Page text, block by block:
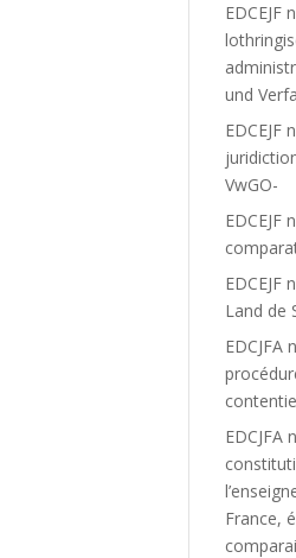
EDCEJF
und
EDCEJF
VwGO-
EDCEJF
EDCEJF
Land de
EDCJFA
EDCJFA
France,